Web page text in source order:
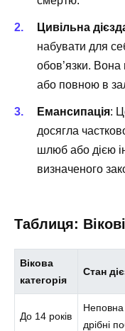
Цивільна
набувати для
обов’язки.
або повною в
Емансипація:
досягла
шлюб або дією
визначеного
Таблиця: Вікові
Вікова
категорія
Стан
До 14 років
Неповна
дрібні